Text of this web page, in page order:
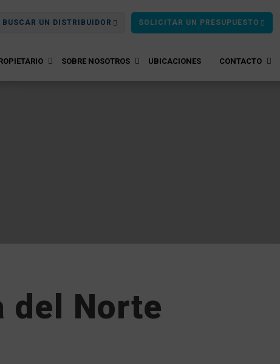
BUSCAR UN DISTRIBUIDOR SOLICITAR UN PRESUPUESTO
SOBRE NOSOTROS UBICACIONES CONTACTO
del Norte